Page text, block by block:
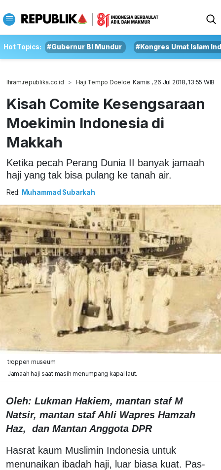
Hot Topics: #Gubernur BI Mundur #Kongres Umat Islam
Ihram.republika.co.id Haji Tempo Doeloe Kamis , 26 Jul 2018, 13:55 WIB
Kisah Comite Kesengsaraan
Moekimin Indonesia di
Makkah
Ketika pecah Perang Dunia II banyak jamaah
haji yang tak bisa pulang ke tanah air.
Red: Muhammad Subarkah
troppen museum
Jamaah haji saat masih menumpang kapal laut.
Oleh: Lukman Hakiem, mantan staf M
Natsir, mantan staf Ahli Wapres Hamzah
Haz, dan Mantan Anggota DPR
Hasrat kaum Muslimin Indonesia untuk
menunaikan ibadah haji, luar biasa kuat. Pas-